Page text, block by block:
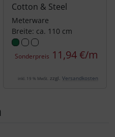
Cotton & Steel
Meterware
Breite: ca. 110 cm
Sonderpreis 11,94 €/m
inkl. 19 % MwSt. zzgl. Versandkosten